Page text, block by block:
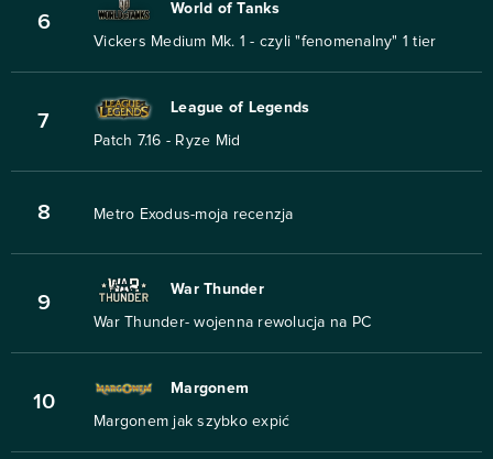
6
World of Tanks
Vickers Medium Mk. 1 - czyli "fenomenalny" 1 tier
7
League of Legends
Patch 7.16 - Ryze Mid
8 Metro Exodus-moja recenzja
9
War Thunder
War Thunder- wojenna rewolucja na PC
10
Margonem
Margonem jak szybko expić